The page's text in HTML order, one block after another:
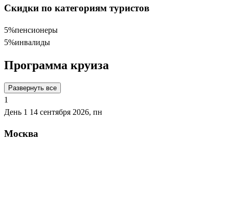
Скидки по категориям туристов
5%пенсионеры
5%инвалиды
Программа круиза
Развернуть все
1
День 1 14 сентября 2026, пн
Москва